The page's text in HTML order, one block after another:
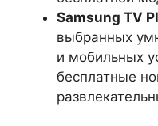
Samsung TV
выбранных
и мобильных
бесплатные